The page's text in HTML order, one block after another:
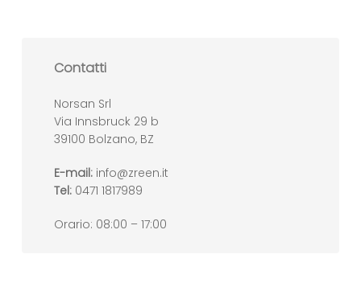
Contatti
Norsan Srl
Via Innsbruck 29 b
39100 Bolzano, BZ
E-mail: info@zreen.it
Tel: 0471 1817989
Orario: 08:00 – 17:00